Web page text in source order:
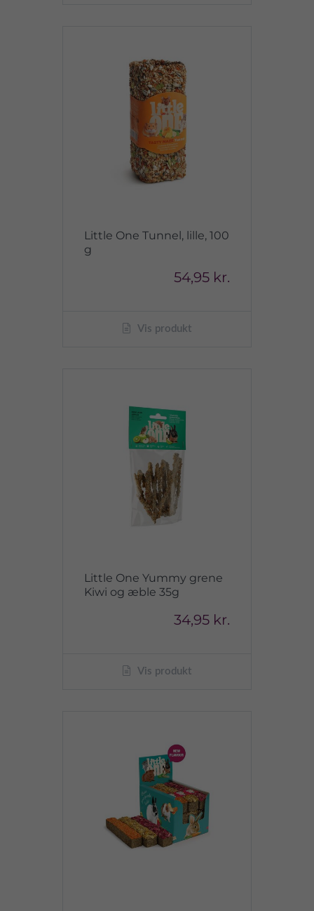
Little One Tunnel, lille, 100
g
54,95 kr.
Vis produkt
Little One Yummy grene
Kiwi og æble 35g
34,95 kr.
Vis produkt